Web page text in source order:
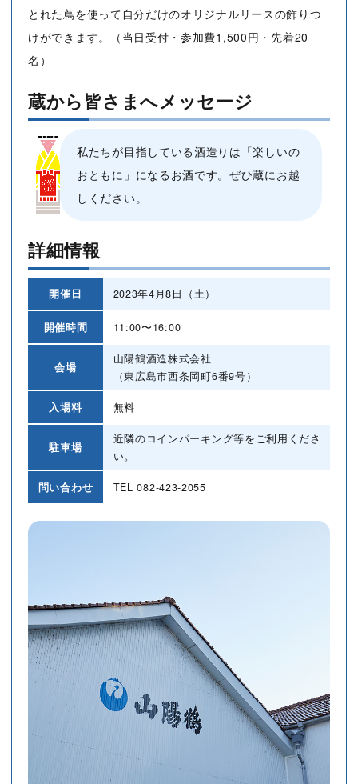
とれた蔦を使って自分だけのオリジナルリースの飾りつ
けができます。（当日受付・参加費1,500円・先着20
名）
蔵から皆さまへメッセージ
私たちが目指している酒造りは「楽しいの
おともに」になるお酒です。ぜひ蔵にお越
しください。
詳細情報
開催日 2023年4月8日（土）
開催時間 11:00〜16:00
会場
山陽鶴酒造株式会社
（東広島市西条岡町6番9号）
入場料 無料
駐車場
近隣のコインパーキング等をご利用くださ
い。
問い合わせ TEL082-423-2055